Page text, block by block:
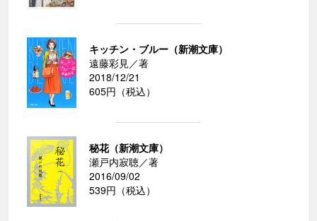
キッチン・ブルー（新潮文庫）
遠藤彩見／著
2018/12/21
605円（税込）
秘花（新潮文庫）
瀬戸内寂聴／著
2016/09/02
539円（税込）